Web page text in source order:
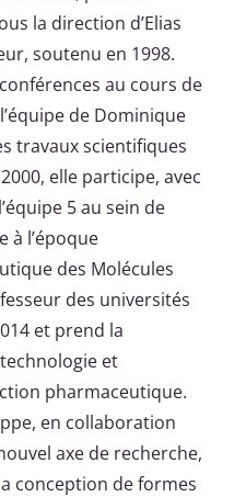
la direction d’Elias
soutenu en 1998.
au cours de
de Dominique
travaux scientifiques
elle participe, avec
5 au sein de
à l’époque
des Molécules
des universités
et prend la
et
pharmaceutique.
en collaboration
axe de recherche,
conception de formes